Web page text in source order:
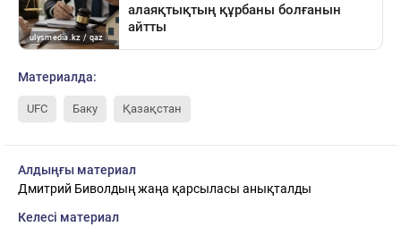
Материалда:
UFC Баку Қазақстан
Алдыңғы материал
Дмитрий Биволдың жаңа қарсыласы анықталды
Келесі материал